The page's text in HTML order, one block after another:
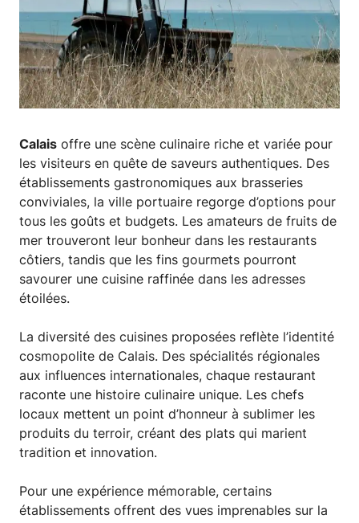
Calais offre une scène culinaire riche et variée pour
les visiteurs en quête de saveurs authentiques. Des
établissements gastronomiques aux brasseries
conviviales, la ville portuaire regorge d’options pour
tous les goûts et budgets. Les amateurs de fruits de
mer trouveront leur bonheur dans les restaurants
côtiers, tandis que les fins gourmets pourront
savourer une cuisine raffinée dans les adresses
étoilées.
La diversité des cuisines proposées reflète l’identité
cosmopolite de Calais. Des spécialités régionales
aux influences internationales, chaque restaurant
raconte une histoire culinaire unique. Les chefs
locaux mettent un point d’honneur à sublimer les
produits du terroir, créant des plats qui marient
tradition et innovation.
Pour une expérience mémorable, certains
établissements offrent des vues imprenables sur la